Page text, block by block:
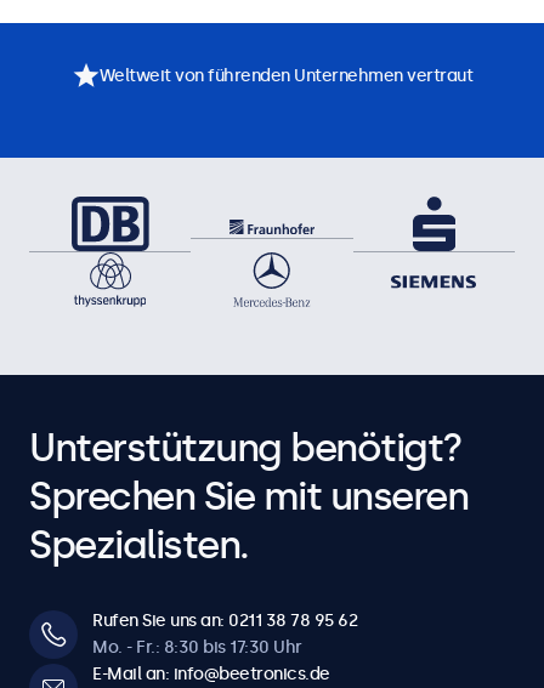
Weltweit von führenden Unternehmen vertraut
Unterstützung benötigt?
Sprechen Sie mit unseren
Spezialisten.
Rufen Sie uns an: 0211 38 78 95 62
Mo. - Fr.: 8:30 bis 17:30 Uhr
E-Mail an: info@beetronics.de